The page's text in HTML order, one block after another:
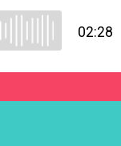
02:28